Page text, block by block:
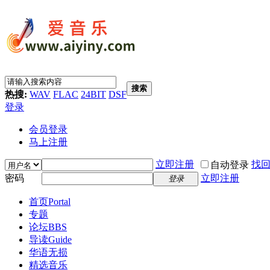
热搜: WAV FLAC 24BIT DSF
搜索
登录
会员登录
马上注册
立即注册 自动登录 找
密码
登录 立即注册
首页Portal
专题
论坛BBS
导读Guide
华语无损
精选音乐